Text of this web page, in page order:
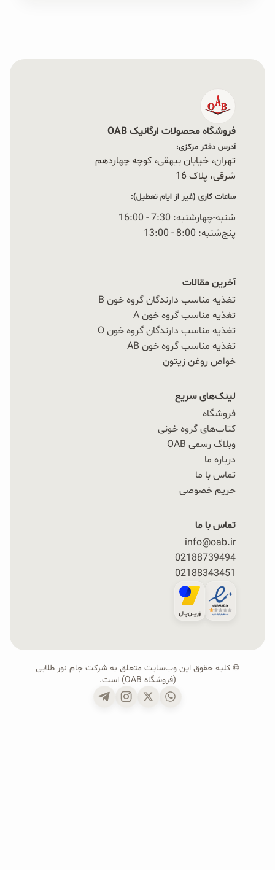
فروشگاه محصولات ارگانیک OAB
آدرس دفتر مرکزی:
تهران، خیابان بیهقی، کوچه چهاردهم
شرقی، پلاک 16‭
ساعات کاری (غیر از ایام تعطیل):
شنبه-چهارشنبه: 7:30 - 16:00
پنج‌شنبه: 8:00 - 13:00
آخرین مقالات
تغذیه مناسب دارندگان گروه خون B
تغذیه مناسب گروه خون A
تغذیه مناسب دارندگان گروه خون O
تغذیه مناسب گروه خون AB
خواص روغن زیتون
لینک‌های سریع
فروشگاه
کتاب‌های گروه خونی
وبلاگ رسمی OAB
درباره ما
تماس با ما
حریم خصوصی
تماس با ما
info@oab.ir
02188739494
02188343451
© کلیه حقوق این وب‌سایت متعلق به شرکت جام نور طلایی
(فروشگاه OAB) است.